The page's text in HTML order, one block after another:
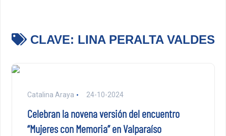
CLAVE: LINA PERALTA VALDES
Catalina Araya 24-10-2024
Celebran la novena versión del encuentro
“Mujeres con Memoria” en Valparaíso